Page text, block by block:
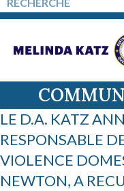
LE D.A. KATZ
RESPONSABLE
VIOLENCE
NEWTON, A